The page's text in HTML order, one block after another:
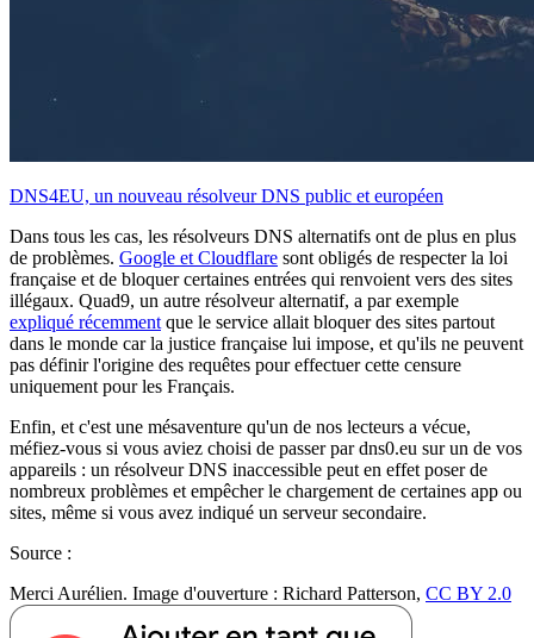
DNS4EU, un nouveau résolveur DNS public et européen
Dans tous les cas, les résolveurs DNS alternatifs ont de plus en plus
de problèmes. Google et Cloudflare sont obligés de respecter la loi
française et de bloquer certaines entrées qui renvoient vers des sites
illégaux. Quad9, un autre résolveur alternatif, a par exemple
expliqué récemment que le service allait bloquer des sites partout
dans le monde car la justice française lui impose, et qu'ils ne peuvent
pas définir l'origine des requêtes pour effectuer cette censure
uniquement pour les Français.
Enfin, et c'est une mésaventure qu'un de nos lecteurs a vécue,
méfiez-vous si vous aviez choisi de passer par dns0.eu sur un de vos
appareils : un résolveur DNS inaccessible peut en effet poser de
nombreux problèmes et empêcher le chargement de certaines app ou
sites, même si vous avez indiqué un serveur secondaire.
Source :
Merci Aurélien. Image d'ouverture : Richard Patterson, CC BY 2.0